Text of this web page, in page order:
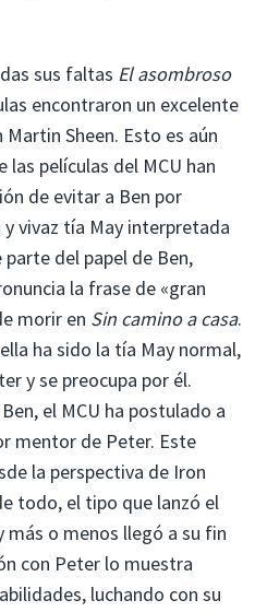
sus faltas El asombroso
encontraron un excelente
Sheen. Esto es aún
películas del MCU han
de evitar a Ben por
vivaz tía May interpretada
del papel de Ben,
la frase de «gran
morir en Sin camino a casa.
ha sido la tía May normal,
y se preocupa por él.
el MCU ha postulado a
mentor de Peter. Este
la perspectiva de Iron
todo, el tipo que lanzó el
más o menos llegó a su fin
con Peter lo muestra
luchando con su